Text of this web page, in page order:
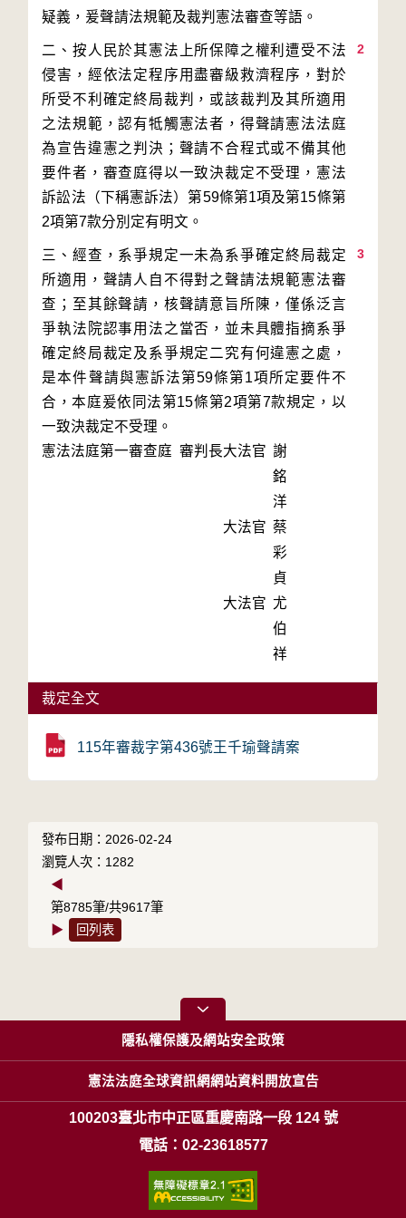
2
二、按人民於其憲法上所保障之權利遭受不法
侵害，經依法定程序用盡審級救濟程序，對於
所受不利確定終局裁判，或該裁判及其所適用
之法規範，認有牴觸憲法者，得聲請憲法法庭
為宣告違憲之判決；聲請不合程式或不備其他
要件者，審查庭得以一致決裁定不受理，憲法
訴訟法（下稱憲訴法）第59條第1項及第15條第
3
三、經查，系爭規定一未為系爭確定終局裁定
所適用，聲請人自不得對之聲請法規範憲法審
查；至其餘聲請，核聲請意旨所陳，僅係泛言
爭執法院認事用法之當否，並未具體指摘系爭
確定終局裁定及系爭規定二究有何違憲之處，
是本件聲請與憲訴法第59條第1項所定要件不
合，本庭爰依同法第15條第2項第7款規定，以
一致決裁定不受理。
憲法法庭第一審查庭 審判長大法官 謝
銘
洋
大法官 蔡
彩
貞
大法官 尤
伯
祥
裁定全文
115年審裁字第436號王千瑜聲請案
發布日期：2026-02-24
瀏覽人次：1282
◀
第8785筆/共9617筆
▶
回列表
隱私權保護及網站安全政策
憲法法庭全球資訊網網站資料開放宣告
100203臺北市中正區重慶南路一段 124 號
電話：02-23618577